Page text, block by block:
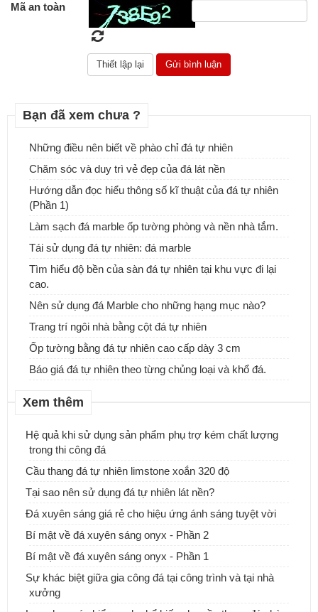
Mã an toàn
Bạn đã xem chưa ?
Những điều nên biết về phào chỉ đá tự nhiên
Chăm sóc và duy trì vẻ đẹp của đá lát nền
Hướng dẫn đọc hiểu thông số kĩ thuật của đá tự nhiên
(Phần 1)
Làm sạch đá marble ốp tường phòng và nền nhà tắm.
Tái sử dụng đá tự nhiên: đá marble
Tìm hiểu độ bền của sàn đá tự nhiên tại khu vực đi lại
cao.
Nên sử dụng đá Marble cho những hạng mục nào?
Trang trí ngôi nhà bằng cột đá tự nhiên
Ốp tường bằng đá tự nhiên cao cấp dày 3 cm
Báo giá đá tự nhiên theo từng chủng loại và khổ đá.
Xem thêm
Hệ quả khi sử dụng sản phẩm phụ trợ kém chất lượng
trong thi công đá
Cầu thang đá tự nhiên limstone xoắn 320 độ
Tại sao nên sử dụng đá tự nhiên lát nền?
Đá xuyên sáng giá rẻ cho hiệu ứng ánh sáng tuyệt vời
Bí mật về đá xuyên sáng onyx - Phần 2
Bí mật về đá xuyên sáng onyx - Phần 1
Sự khác biệt giữa gia công đá tại công trình và tại nhà
xưởng
bạn
ĐƠN VỊ CUNG CẤP & THI CÔNG ĐÁ ỐP CỘT ĐÁ TRỤ CỔNG
NHÀ.
Những mẫu bàn đá Lavabo tự nhiên, xu hướng mới cho ngôi nhà